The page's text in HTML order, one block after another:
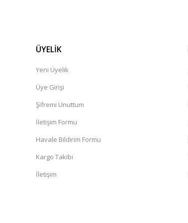
ÜYELİK
Yeni Üyelik
Üye Girişi
Şifremi Unuttum
İletişim Formu
Havale Bildirim Formu
Kargo Takibi
İletişim